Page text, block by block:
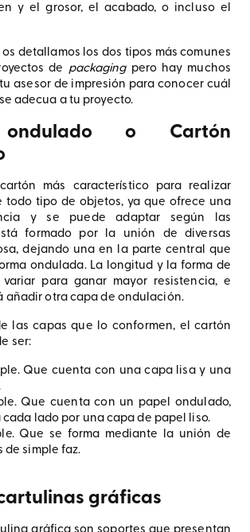
y el grosor, el acabado, o incluso el
detallamos los dos tipos más comunes
de packagingpero hay muchos
asesor de impresión para conocer cuál
adecua a tu proyecto.
o Cartón
más característico para realizar
todo tipo de objetos, ya que ofrece una
y se puede adaptar según las
formado por la unión de diversas
dejando una en la parte central que
ondulada. La longitud y la forma de
para ganar mayor resistencia, e
añadir otra capa de ondulación.
las capas que lo conformen, el cartón
ser:
Que cuenta con una capa lisa y una
Que cuenta con un papel ondulado,
lado por una capa de papel liso.
Que se forma mediante la unión de
de simple faz.
gráficas